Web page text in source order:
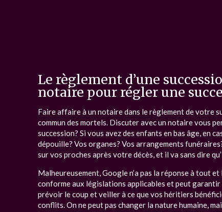
Le règlement d’une
notaire pour régler une
Faire affaire à un notaire dans le règlement de votre
commun des mortels. Discuter avec un notaire vous
succession? Si vous avez des enfants en bas âge, en
dépouille? Vos organes? Vos arrangements
sur vos proches après votre décès, et il va sans dire
Malheureusement, Google n’a pas la réponse à tout
conforme aux législations applicables et peut garantir
prévoir le coup et veiller à ce que vos héritiers
conflits. On ne peut pas changer la nature humaine,